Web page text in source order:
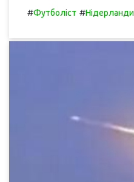
#Футболіст #Нідерланди